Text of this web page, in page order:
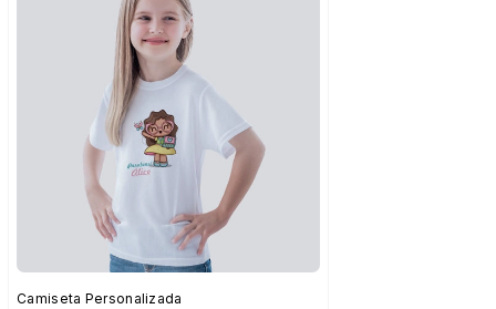
Camiseta Personalizada